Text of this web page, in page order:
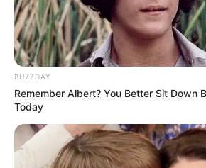
BUZZDAY
Remember Albert? You Better Sit Down
Today